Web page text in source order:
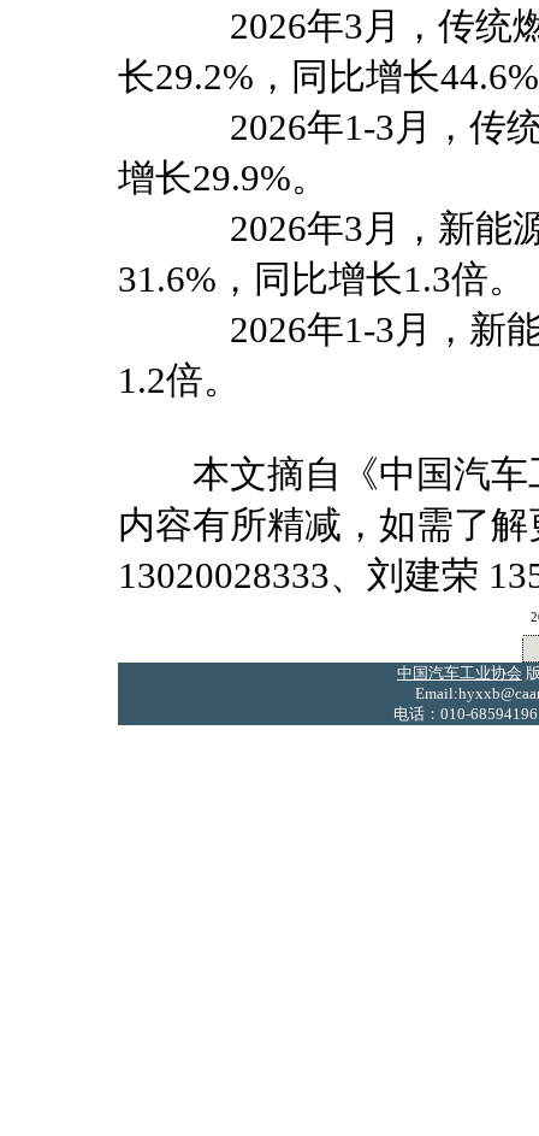
2026年3月，传统燃
长29.2%，同比增长
2026年1-3月，传统
增长29.9%。
2026年3月，新能源
31.6%，同比增长1.3倍。
2026年1-3月，新能
1.2倍。
本文摘自《中国汽车
内容有所精减，如需了
13020028333、刘建荣
中国汽车工业协会
电话：010-